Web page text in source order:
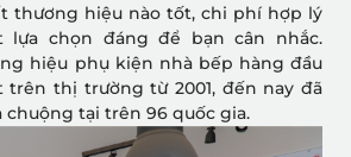
thương hiệu nào tốt, chi phí hợp lý
lựa chọn đáng để bạn cân nhắc.
hiệu phụ kiện nhà bếp hàng đầu
trên thị trường từ 2001, đến nay đã
chuộng tại trên 96 quốc gia.